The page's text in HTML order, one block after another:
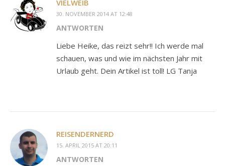
VIELWEIB
30. NOVEMBER 2014 AT 12:48
ANTWORTEN
Liebe Heike, das reizt sehr!! Ich werde mal
schauen, was und wie im nächsten Jahr mit
Urlaub geht. Dein Artikel ist toll! LG Tanja
REISENDERNERD
15. APRIL 2015 AT 20:11
ANTWORTEN